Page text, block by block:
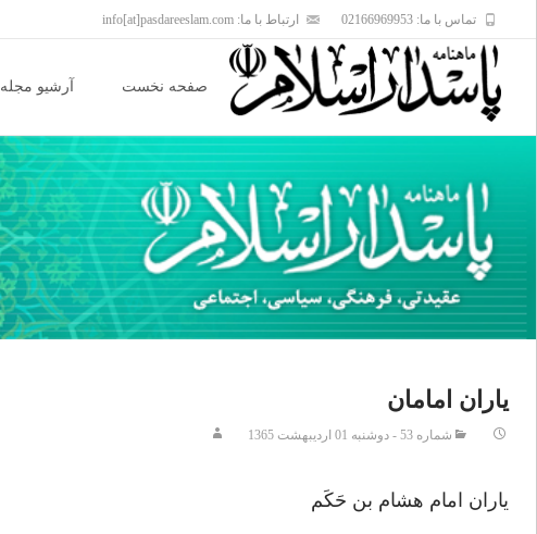
تماس با ما: 02166969953 ارتباط با ما: info[at]pasdareeslam.com
content
صفحه نخست آرشیو مجله
یاران امامان
شماره 53 - دوشنبه 01 ارديبهشت 1365
یاران امام هشام بن حَکَم